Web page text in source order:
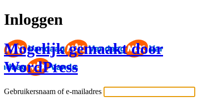
Inloggen
Mogelijk gemaakt door
WordPress
Gebruikersnaam of e-mailadres